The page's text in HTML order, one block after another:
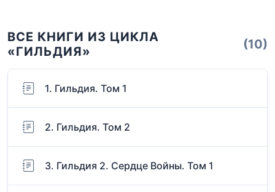
ВСЕ КНИГИ ИЗ ЦИКЛА
«ГИЛЬДИЯ»
(10)
1. Гильдия. Том 1
2. Гильдия. Том 2
3. Гильдия 2. Сердце Войны. Том 1